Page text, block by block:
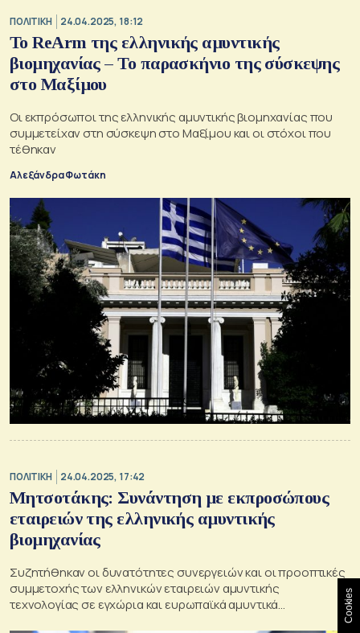
ΠΟΛΙΤΙΚΗ 24.04.2025, 18:12
Το ReArm της ελληνικής αμυντικής
βιομηχανίας – Το παρασκήνιο της σύσκεψης
στο Μαξίμου
Οι εκπρόσωποι της ελληνικής αμυντικής βιομηχανίας που
συμμετείχαν στη σύσκεψη στο Μαξίμου και οι στόχοι που
τέθηκαν
Αλεξάνδρα Φωτάκη
ΠΟΛΙΤΙΚΗ 24.04.2025, 17:42
Μητσοτάκης: Συνάντηση με εκπροσώπους
εταιρειών της ελληνικής αμυντικής
βιομηχανίας
Συζητήθηκαν οι δυνατότητες συνεργειών και οι προοπτικές
συμμετοχής των ελληνικών εταιρειών αμυντικής
τεχνολογίας σε εγχώρια και ευρωπαϊκά αμυντικά
Cookies